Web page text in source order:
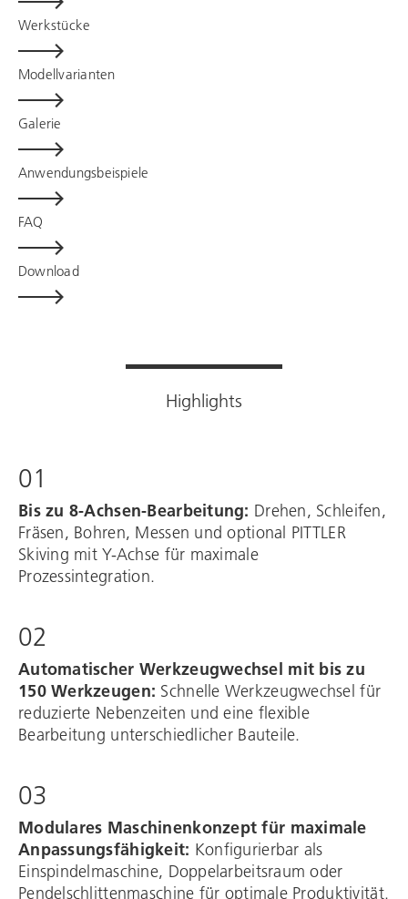
Werkstücke
Modellvarianten
Galerie
Anwendungsbeispiele
FAQ
Download
Highlights
01
Bis zu 8-Achsen-Bearbeitung: Drehen, Schleifen,
Fräsen, Bohren, Messen und optional PITTLER
Skiving mit Y-Achse für maximale
Prozessintegration.​
02
Automatischer Werkzeugwechsel mit bis zu
150 Werkzeugen: Schnelle Werkzeugwechsel für
reduzierte Nebenzeiten und eine flexible
Bearbeitung unterschiedlicher Bauteile.​
03
Modulares Maschinenkonzept für maximale
Anpassungsfähigkeit: Konfigurierbar als
Einspindelmaschine, Doppelarbeitsraum oder
Pendelschlittenmaschine für optimale Produktivität.​